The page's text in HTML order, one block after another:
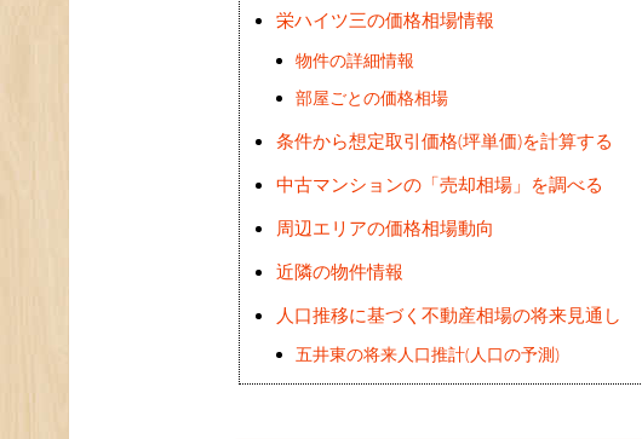
栄ハイツ三の価格相場情報
物件の詳細情報
部屋ごとの価格相場
条件から想定取引価格(坪単価)を計算する
中古マンションの「売却相場」を調べる
周辺エリアの価格相場動向
近隣の物件情報
人口推移に基づく不動産相場の将来見通し
五井東の将来人口推計(人口の予測)